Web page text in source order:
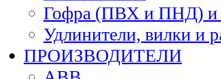
Гофра (ПВХ и ПНД) и
Удлинители, вилки и
ПРОИЗВОДИТЕЛИ